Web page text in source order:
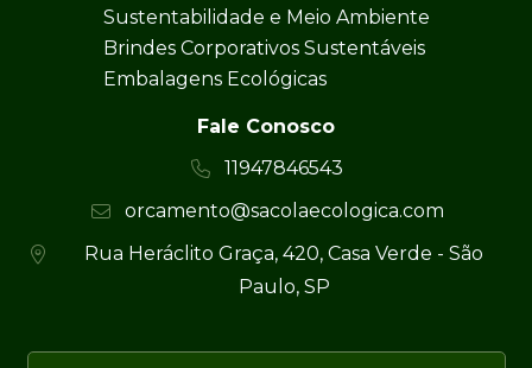
Sustentabilidade e Meio Ambiente
Brindes Corporativos Sustentáveis
Embalagens Ecológicas
Fale Conosco
11947846543
orcamento@sacolaecologica.com
Rua Heráclito Graça, 420, Casa Verde - São
Paulo, SP